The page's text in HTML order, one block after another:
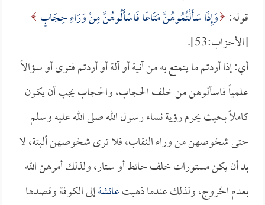
قوله: وَإِذَا سَأَلْتُمُوهُنَّ مَتَاعًا فَاسْأَلُوهُنَّ مِنْ وَرَاءِ حِجَابٍ
[الأحزاب:53].
أي: إذا أردتم ما يتمتع به من آنية أو آلة أو أردتم فتوى أو سؤالاً
علمياً فاسألوهن من خلف الحجاب، والحجاب يجب أن يكون
كاملاً بحيث يحرم رؤية نساء رسول الله صلى الله عليه وسلم
حتى شخوصهن من وراء النقاب، فلا ترى شخوصهن ألبتة، لا
بد أن يكن مستورات خلف حائط أو ستار، ولذلك أمرهن الله
بعدم الخروج، ولذلك عندما ذهبتعائشةإلى الكوفة وقصدها